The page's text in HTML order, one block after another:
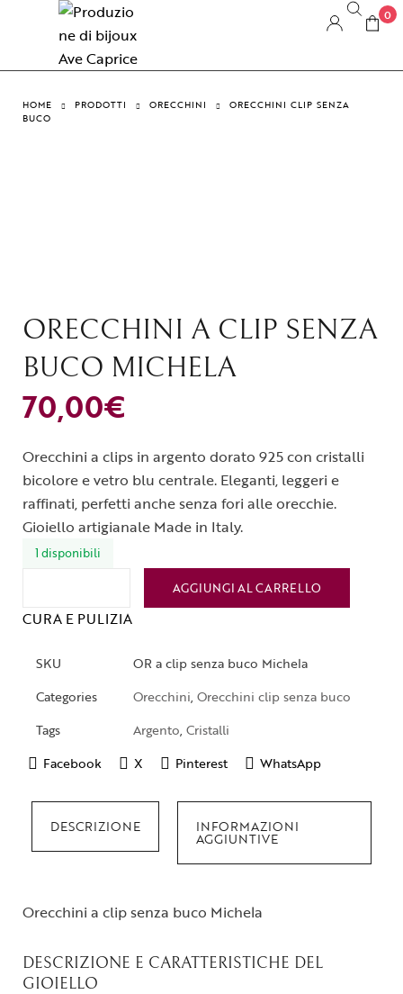
0
HOME PRODOTTI ORECCHINI
ORECCHINI CLIP SENZA
BUCO
ORECCHINI A CLIP SENZA
BUCO MICHELA
70,00€
Orecchini a clips in argento dorato 925 con cristalli
bicolore e vetro blu centrale. Eleganti, leggeri e
raffinati, perfetti anche senza fori alle orecchie.
Gioiello artigianale Made in Italy.
1 disponibili
AGGIUNGI AL CARRELLO
CURA E PULIZIA
SKU
OR a clip senza buco Michela
Categories
Orecchini, Orecchini clip senza buco
Tags
Argento, Cristalli
Facebook
X Pinterest WhatsApp
DESCRIZIONE INFORMAZIONI
AGGIUNTIVE
Orecchini a clip senza buco Michela
DESCRIZIONE E CARATTERISTICHE DEL
GIOIELLO